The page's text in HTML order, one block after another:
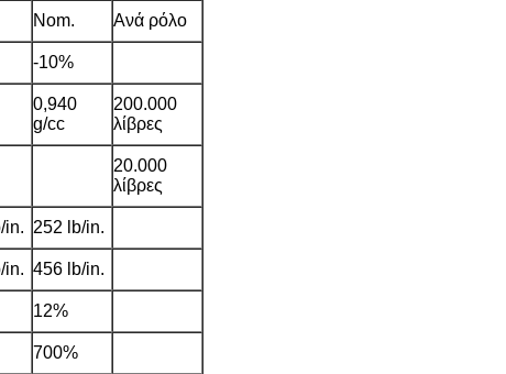
Nom.
Ανά ρόλο
-10%
0,940
g/cc
200.000
λίβρες
20.000
λίβρες
in. 252 lb/in.
in. 456 lb/in.
12%
700%